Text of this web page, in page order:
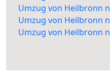
Umzug von Heilbronn
Umzug von Heilbronn
Umzug von Heilbronn